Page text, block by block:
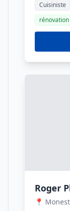
Cuisiniste
rénovation
Roger
📍